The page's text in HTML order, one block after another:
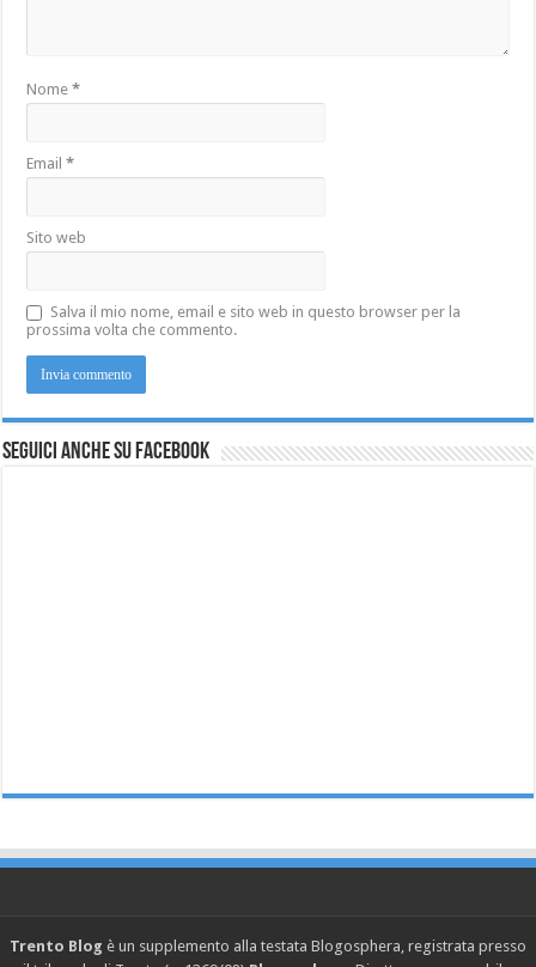
Nome*
Email*
Sito web
Salva il mio nome, email e sito web in questo browser per la
prossima volta che commento.
Seguici anche su Facebook
Trento Blog è un supplemento alla testata Blogosphera, registrata presso